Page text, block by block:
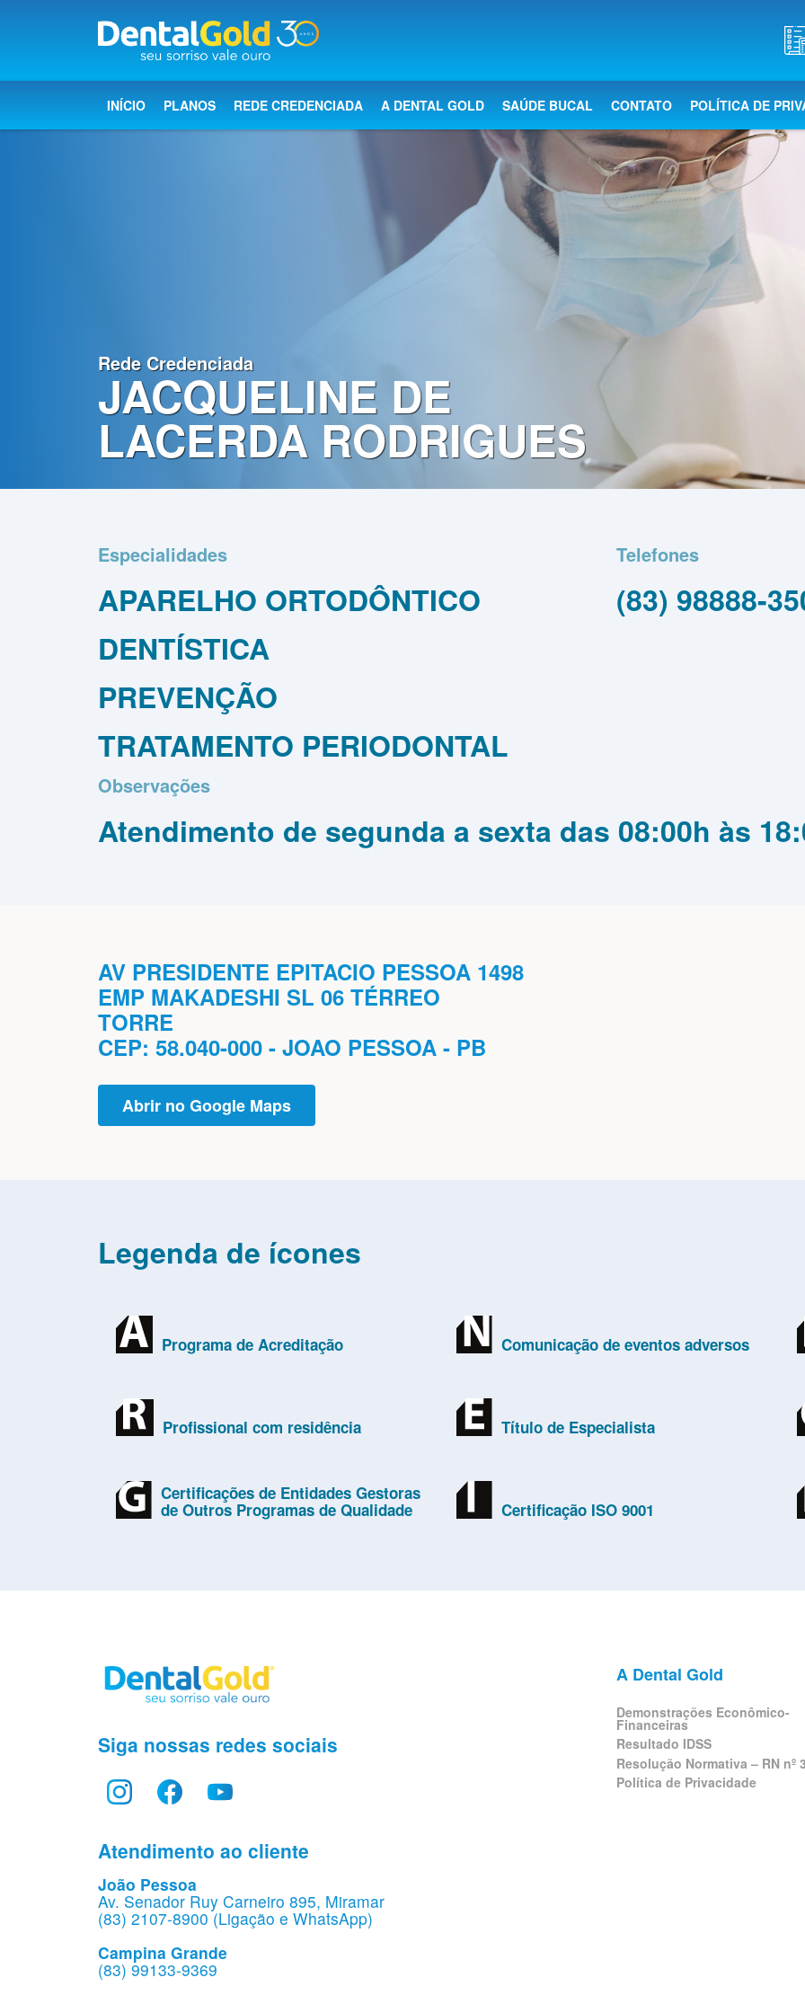
Início
Planos
Contato
de
INÍCIO PLANOS REDE CREDENCIADA A DENTAL GOLD SAÚDE BUCAL CONTATO POLÍTICA DE
Rede Credenciada
JACQUELINE DE
LACERDA RODRIGUES
Especialidades
APARELHO ORTODÔNTICO
DENTÍSTICA
PREVENÇÃO
TRATAMENTO PERIODONTAL
Telefones
(83) 98888-
Observações
Atendimento de segunda a sexta das 08:00h às
AV PRESIDENTE EPITACIO PESSOA 1498
EMP MAKADESHI SL 06 TÉRREO
TORRE
CEP: 58.040-000 - JOAO PESSOA - PB
Abrir no Google Maps
Legenda de ícones
Programa de Acreditação Comunicação de eventos adversos
Profissional com residência Título de Especialista
Certificações de Entidades Gestoras
de Outros Programas de Qualidade Certificação ISO 9001
Siga nossas redes sociais
Atendimento ao cliente
João Pessoa
Av. Senador Ruy Carneiro 895, Miramar
(83) 2107-8900 (Ligação e WhatsApp)
Campina Grande
(83) 99133-9369
A Dental Gold
Demonstrações Econômico-
Financeiras
Resultado IDSS
Resolução Normativa – RN nº
Política de Privacidade